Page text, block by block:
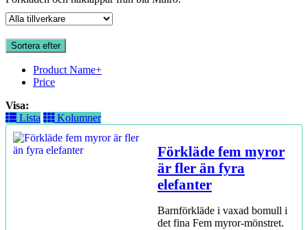
Sortera efter
Product Name+
Price
Visa:
Lista
Kolumner
Förkläde fem myror
är fler än fyra
elefanter
Barnförkläde i vaxad bomull i
det fina Fem myror-mönstret.